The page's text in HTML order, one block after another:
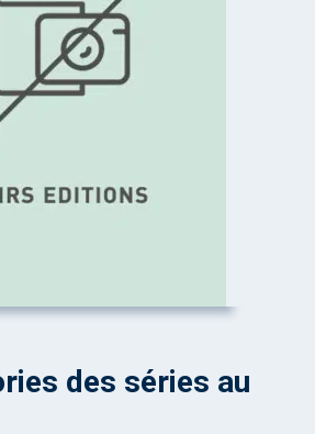
des séries au